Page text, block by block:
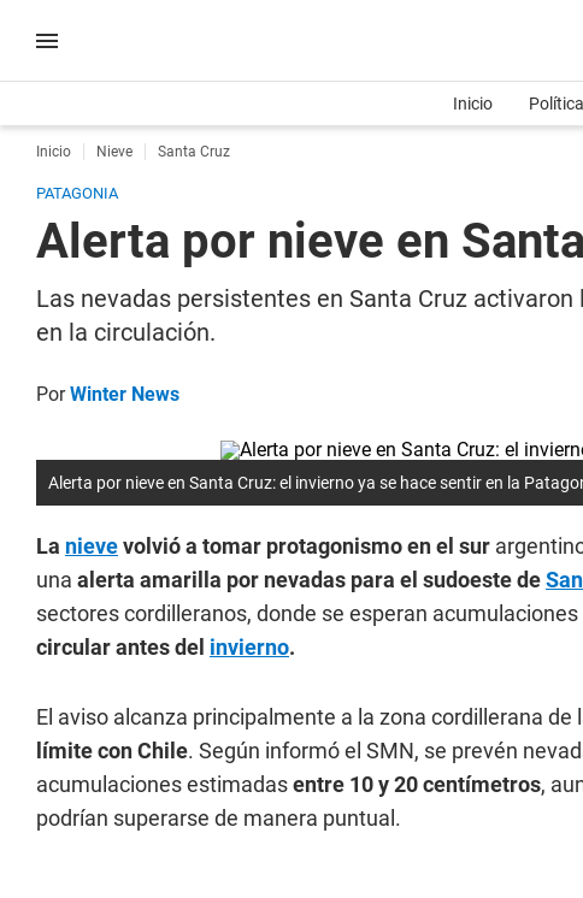
Inicio Política
Inicio Nieve Santa Cruz
PATAGONIA
Alerta por nieve en
Las nevadas persistentes en Santa Cruz
en la circulación.
PorWinter News
Alerta por nieve en Santa Cruz: el invierno ya se hace sentir en la
La nievevolvió a tomar protagonismo en el sur
una alerta amarilla por nevadas para el sudoeste de
sectores cordilleranos, donde se esperan
circular antes del invierno.
El aviso alcanza principalmente a la zona cordillerana
límite con Chile. Según informó el SMN, se prevén
acumulaciones estimadasentre 10 y 20 centímetros,
podrían superarse de manera puntual.